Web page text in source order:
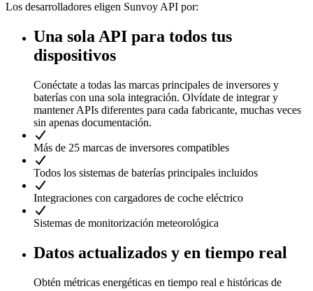
Los desarrolladores eligen Sunvoy API por:
Una sola API para todos tus
dispositivos
Conéctate a todas las marcas principales de inversores y
baterías con una sola integración. Olvídate de integrar y
mantener APIs diferentes para cada fabricante, muchas veces
sin apenas documentación.
Más de 25 marcas de inversores compatibles
Todos los sistemas de baterías principales incluidos
Integraciones con cargadores de coche eléctrico
Sistemas de monitorización meteorológica
Datos actualizados y en tiempo real
Obtén métricas energéticas en tiempo real e históricas de